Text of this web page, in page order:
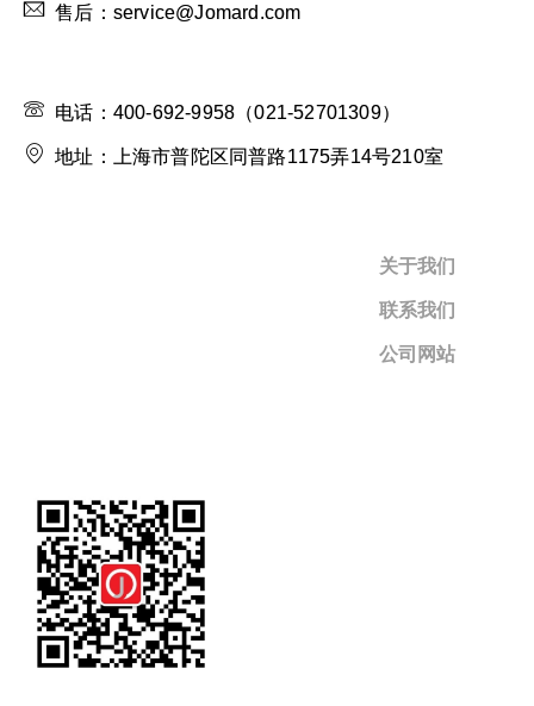
售后：service@Jomard.com
电话：400-692-9958（021-52701309）
地址：上海市普陀区同普路1175弄14号210室
关于我们
联系我们
公司网站